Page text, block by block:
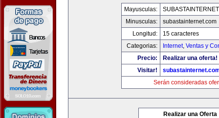
Mayusculas:
Minusculas:
subastainternet.com
Longitud:
15 caracteres
Categorias:
Internet, Ventas y
Precio:
Realizar una oferta!
Visitar!
Serán consideradas
Realizar una Oferta